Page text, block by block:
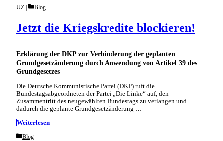
Erklärung der DKP zur Verhinderung der geplanten
Grundgesetzänderung durch Anwendung von Artikel 39 des
Grundgesetzes
Jetzt die Kriegskredite blockieren!
UZ Categories
Blog
Die Deutsche Kommunistische Partei (DKP) ruft die
Bundestagsabgeordneten der Partei „Die Linke“ auf, den
Zusammentritt des neugewählten Bundestags zu verlangen und
dadurch die geplante Grundgesetzänderung …
Weiterlesen
Categories
Blog